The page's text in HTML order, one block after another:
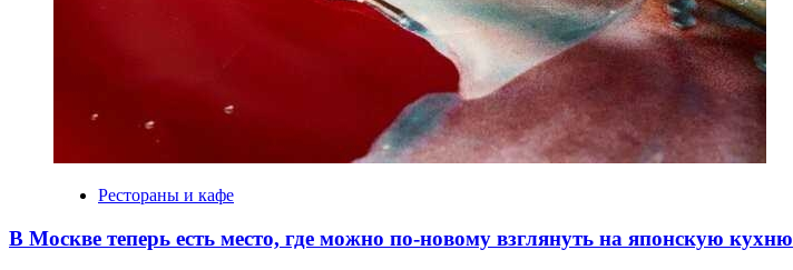
Рестораны и кафе
В Москве теперь есть место, где можно по-новому взглянуть на японскую кухню